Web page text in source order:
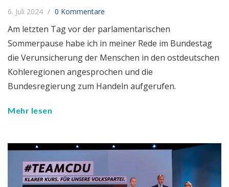
6. Juli 2024 0 Kommentare
Am letzten Tag vor der parlamentarischen
Sommerpause habe ich in meiner Rede im Bundestag
die Verunsicherung der Menschen in den ostdeutschen
Kohleregionen angesprochen und die
Bundesregierung zum Handeln aufgerufen.
Mehr lesen